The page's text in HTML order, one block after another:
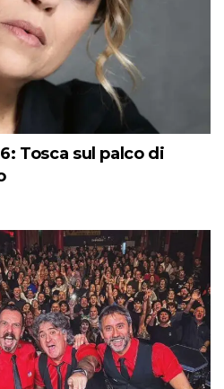
Tosca sul palco di